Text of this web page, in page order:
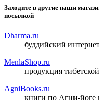
Заходите в другие наши
посылкой
Dharma.ru
буддийский
MenlaShop.ru
продукция
AgniBooks.ru
книги по Агни-йоге